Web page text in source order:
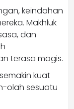
keindahan
Makhluk
dan
terasa magis.
kuat
olah sesuatu